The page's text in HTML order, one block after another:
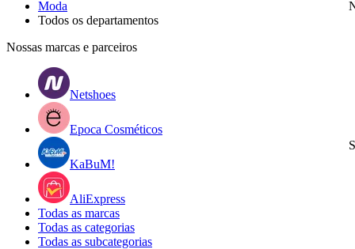
Moda
Todos os departamentos
Nossas marcas e parceiros
Netshoes
Epoca Cosméticos
KaBuM!
AliExpress
Todas as marcas
Todas as categorias
Todas as subcategorias